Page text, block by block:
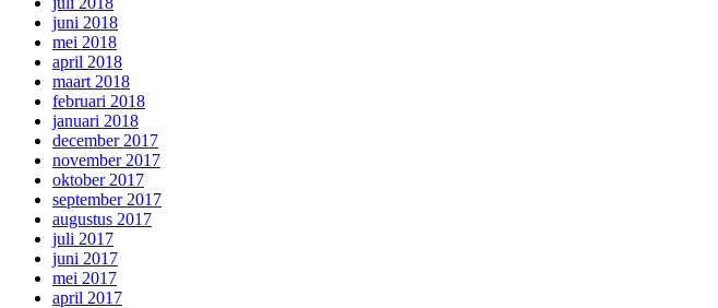
juni 2018
mei 2018
april 2018
maart 2018
februari 2018
januari 2018
december 2017
november 2017
oktober 2017
september 2017
augustus 2017
juli 2017
juni 2017
mei 2017
april 2017